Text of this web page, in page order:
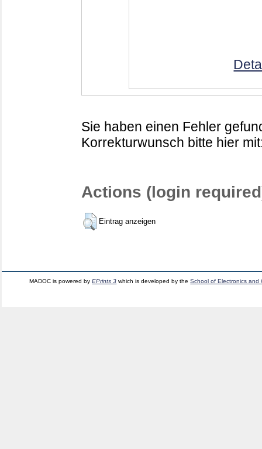
Sie haben einen Fehler
Korrekturwunsch bitte hier
Actions (login
Eintrag anzeigen
MADOC is powered byEPrints 3 which is developed by theSchool of Electronics and